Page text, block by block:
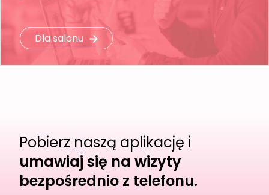
Dla salonu
Pobierz naszą aplikację i
umawiaj się na wizyty
bezpośrednio z telefonu.